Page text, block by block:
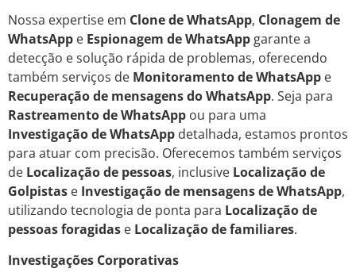
Nossa expertise em Clone de WhatsApp, Clonagem de
WhatsApp e Espionagem de WhatsApp garante a
detecção e solução rápida de problemas, oferecendo
também serviços de Monitoramento de WhatsApp e
Recuperação de mensagens do WhatsApp. Seja para
Rastreamento de WhatsApp ou para uma
Investigação de WhatsApp detalhada, estamos prontos
para atuar com precisão. Oferecemos também serviços
de Localização de pessoas, inclusive Localização de
Golpistas e Investigação de mensagens de WhatsApp,
utilizando tecnologia de ponta para Localização de
pessoas foragidas e Localização de familiares.
Investigações Corporativas